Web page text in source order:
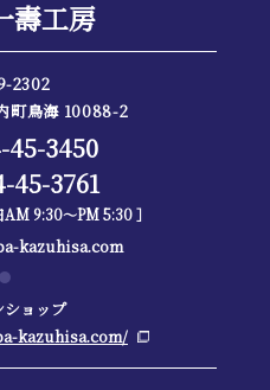
2302
町鳥海 10088-2
3450
45-3761
AM 9:30～PM 5:30 ］
kazuhisa.com
ショップ
kazuhisa.com/